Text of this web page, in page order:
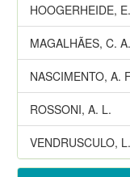
HOOGERHEIDE,
MAGALHÃES, C.
NASCIMENTO, A.
ROSSONI, A. L.
VENDRUSCULO,